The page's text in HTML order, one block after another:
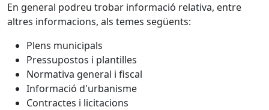
En general podreu trobar informació relativa, entre
altres informacions, als temes següents:
Plens municipals
Pressupostos i plantilles
Normativa general i fiscal
Informació d'urbanisme
Contractes i licitacions